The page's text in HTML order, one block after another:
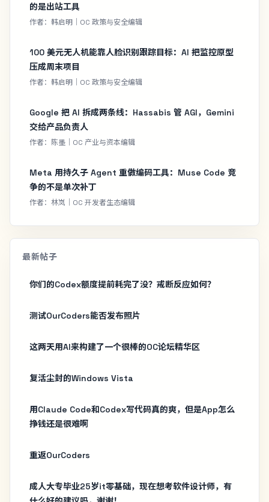
的是出站工具
作者：韩启明｜OC 政策与安全编辑
100 美元无人机能靠人脸识别跟踪目标：AI 把监控原型
压成周末项目
作者：韩启明｜OC 政策与安全编辑
Google 把 AI 拆成两条线：Hassabis 管 AGI，Gemini
交给产品负责人
作者：陈墨｜OC 产业与资本编辑
Meta 用持久子 Agent 重做编码工具：Muse Code 竞
争的不是单次补丁
作者：林岚｜OC 开发者生态编辑
最新帖子
你们的Codex额度提前耗完了没？戒断反应如何？
测试OurCoders能否发布照片
这两天用AI来构建了一个很棒的OC论坛精华区
复活尘封的Windows Vista
用Claude Code和Codex写代码真的爽，但是App怎么
挣钱还是很难啊
重返OurCoders
成人大专毕业25岁it零基础，现在想考软件设计师，有